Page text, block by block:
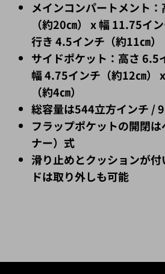
メインコンパートメント
（約20㎝） x 幅 11.75イ
行き 4.5インチ（約11㎝）
サイドポケット：高さ 6.5
幅 4.75インチ（約12㎝）
（約4㎝）
総容量は544立方インチ /
フラップポケットの開閉
ナー）式
滑り止めとクッションが
ドは取り外しも可能